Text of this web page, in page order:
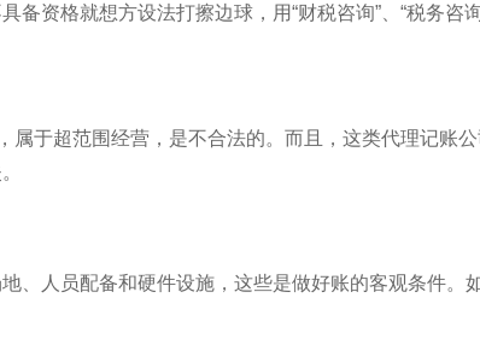
资格就想方设法打擦边球，用“财税咨询”、“税务咨
属于超范围经营，是不合法的。而且，这类代理记账
、人员配备和硬件设施，这些是做好账的客观条件。